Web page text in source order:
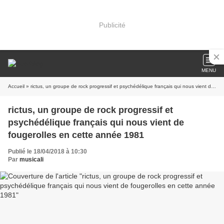
Publicité
MENU
Accueil » rictus, un groupe de rock progressif et psychédélique français qui nous vient de fougerolles en cette année 1981
rictus, un groupe de rock progressif et
psychédélique français qui nous vient de
fougerolles en cette année 1981
Publié le 18/04/2018 à 10:30
Par musicali